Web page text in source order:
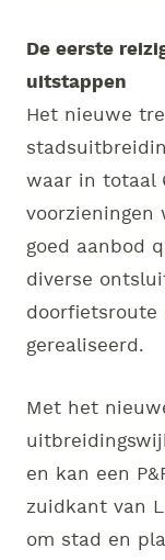
De eerste
uitstappen
Het nieuwe
waar in totaal
voorzieningen
goed aanbod
diverse
doorfietsroute
gerealiseerd.
Met het
en kan een
zuidkant van
om stad en